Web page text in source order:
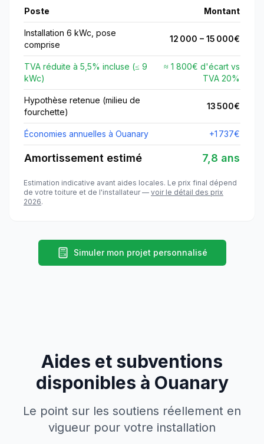
Poste Montant
Installation 6 kWc, pose
comprise
12 000 – 15 000€
TVA réduite à 5,5% incluse (≤ 9
kWc)
≈ 1 800€ d'écart vs
TVA 20%
Hypothèse retenue (milieu de
fourchette)
13 500€
Économies annuelles à Ouanary +1 737€
Amortissement estimé 7,8 ans
Estimation indicative avant aides locales. Le prix final dépend
de votre toiture et de l'installateur — voir le détail des prix
2026.
Simuler mon projet personnalisé
Aides et subventions
disponibles à Ouanary
Le point sur les soutiens réellement en
vigueur pour votre installation